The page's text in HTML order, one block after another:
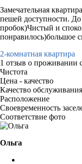
Замечательная
пешей доступности.
пробок)Чистый и
понравилось)большое
2-комнатная квартира
1 отзыв о проживании
Чистота
Цена - качество
Качество обслуживания
Расположение
Своевременность
Соответствие фото
Ольга